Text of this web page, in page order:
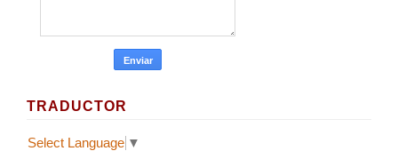
TRADUCTOR
Select Language ▼